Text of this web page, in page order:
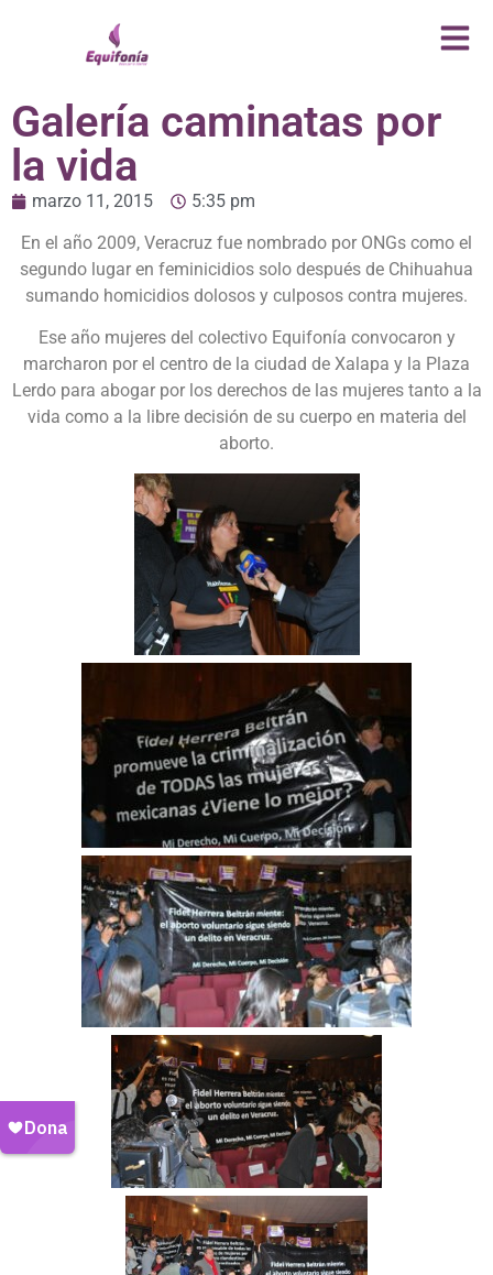
Galería caminatas por
la vida
marzo 11, 2015 5:35 pm
En el año 2009, Veracruz fue nombrado por ONGs como el
segundo lugar en feminicidios solo después de Chihuahua
sumando homicidios dolosos y culposos contra mujeres.
Ese año mujeres del colectivo Equifonía convocaron y
marcharon por el centro de la ciudad de Xalapa y la Plaza
Lerdo para abogar por los derechos de las mujeres tanto a la
vida como a la libre decisión de su cuerpo en materia del
aborto.